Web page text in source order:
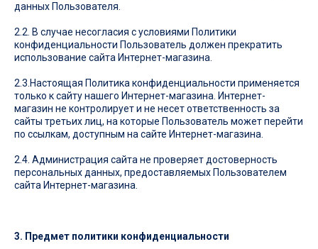
данных Пользователя.
2.2. В случае несогласия с условиями Политики
конфиденциальности Пользователь должен прекратить
использование сайта Интернет-магазина.
2.3.Настоящая Политика конфиденциальности применяется
только к сайту нашего Интернет-магазина. Интернет-
магазин не контролирует и не несет ответственность за
сайты третьих лиц, на которые Пользователь может перейти
по ссылкам, доступным на сайте Интернет-магазина.
2.4. Администрация сайта не проверяет достоверность
персональных данных, предоставляемых Пользователем
сайта Интернет-магазина.
3. Предмет политики конфиденциальности